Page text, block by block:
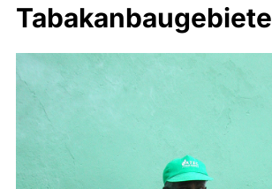
Tabakanbaugebiete